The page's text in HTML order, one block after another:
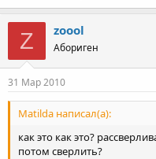
Z zoool
Абориген
31 Мар 2010
Matilda написал(а):
как это как это?
потом сверлить?